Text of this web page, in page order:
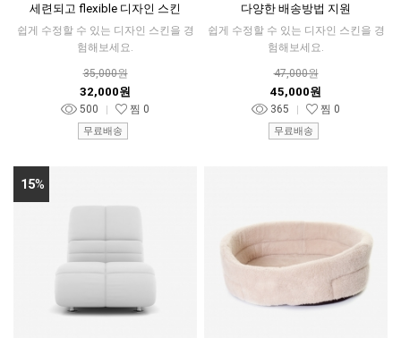
세련되고 flexible 디자인 스킨
쉽게 수정할 수 있는 디자인 스킨을 경
험해보세요.
35,000원
32,000원
500 찜 0
무료배송
다양한 배송방법 지원
쉽게 수정할 수 있는 디자인 스킨을 경
험해보세요.
47,000원
45,000원
365 찜 0
무료배송
15%